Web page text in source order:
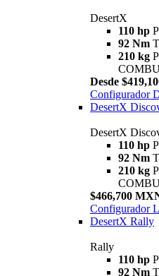
DesertX
110 hp
92 Nm
210 kg
Desde
Configurador
DesertX
DesertX
110 hp
92 Nm
210 kg
$466,700
Configurador
DesertX Rally
Rally
110 hp
92 Nm